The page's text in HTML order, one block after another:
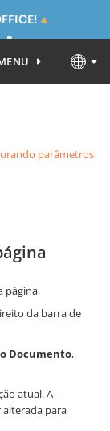
parâmetros
página,
da barra de
Documento,
atual. A
alterada para